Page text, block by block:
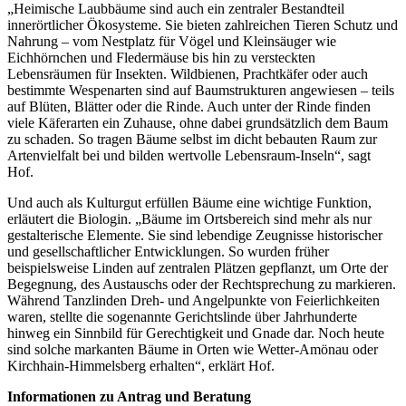
„Heimische Laubbäume sind auch ein zentraler Bestandteil
innerörtlicher Ökosysteme. Sie bieten zahlreichen Tieren Schutz und
Nahrung – vom Nestplatz für Vögel und Kleinsäuger wie
Eichhörnchen und Fledermäuse bis hin zu versteckten
Lebensräumen für Insekten. Wildbienen, Prachtkäfer oder auch
bestimmte Wespenarten sind auf Baumstrukturen angewiesen – teils
auf Blüten, Blätter oder die Rinde. Auch unter der Rinde finden
viele Käferarten ein Zuhause, ohne dabei grundsätzlich dem Baum
zu schaden. So tragen Bäume selbst im dicht bebauten Raum zur
Artenvielfalt bei und bilden wertvolle Lebensraum-Inseln“, sagt
Hof.
Und auch als Kulturgut erfüllen Bäume eine wichtige Funktion,
erläutert die Biologin. „Bäume im Ortsbereich sind mehr als nur
gestalterische Elemente. Sie sind lebendige Zeugnisse historischer
und gesellschaftlicher Entwicklungen. So wurden früher
beispielsweise Linden auf zentralen Plätzen gepflanzt, um Orte der
Begegnung, des Austauschs oder der Rechtsprechung zu markieren.
Während Tanzlinden Dreh- und Angelpunkte von Feierlichkeiten
waren, stellte die sogenannte Gerichtslinde über Jahrhunderte
hinweg ein Sinnbild für Gerechtigkeit und Gnade dar. Noch heute
sind solche markanten Bäume in Orten wie Wetter-Amönau oder
Kirchhain-Himmelsberg erhalten“, erklärt Hof.
Informationen zu Antrag und Beratung